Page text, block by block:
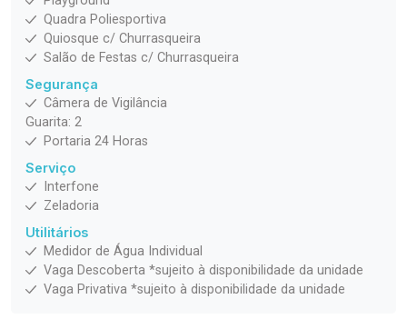
Quadra Poliesportiva
Quiosque c/ Churrasqueira
Salão de Festas c/ Churrasqueira
Segurança
Câmera de Vigilância
Guarita: 2
Portaria 24 Horas
Serviço
Interfone
Zeladoria
Utilitários
Medidor de Água Individual
Vaga Descoberta *sujeito à disponibilidade da unidade
Vaga Privativa *sujeito à disponibilidade da unidade